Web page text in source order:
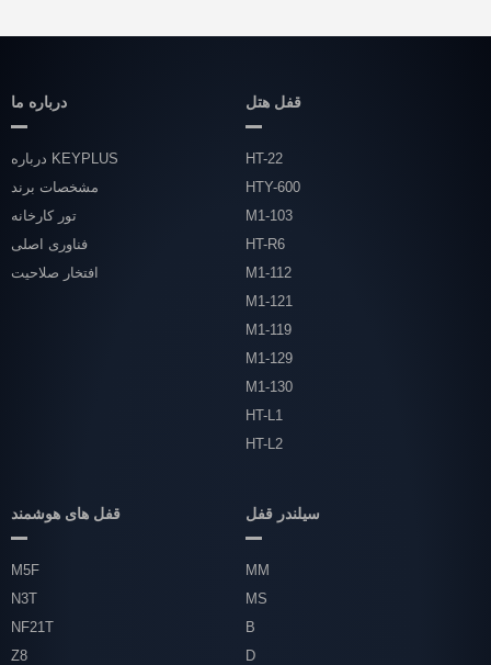
درباره ما
درباره KEYPLUS
مشخصات برند
تور کارخانه
فناوری اصلی
افتخار صلاحیت
قفل هتل
HT-22
HTY-600
M1-103
HT-R6
M1-112
M1-121
M1-119
M1-129
M1-130
HT-L1
HT-L2
قفل های هوشمند
M5F
N3T
NF21T
Z8
سیلندر قفل
MM
MS
B
D